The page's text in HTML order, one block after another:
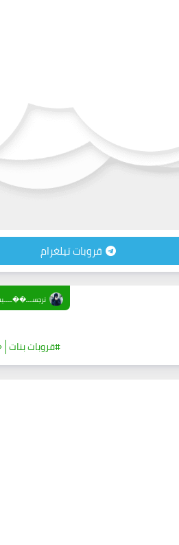
قروبات تيلغرام
#قروبات بنات